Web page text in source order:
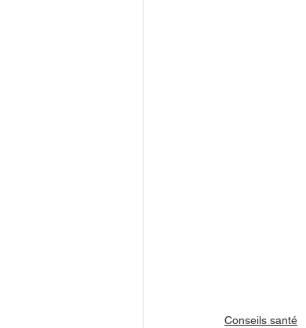
Conseils santé